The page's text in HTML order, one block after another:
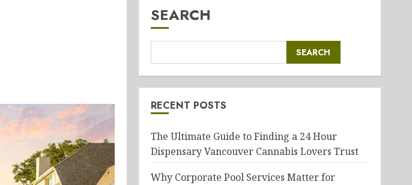
SEARCH
SEARCH
RECENT POSTS
The Ultimate Guide to Finding a 24 Hour
Dispensary Vancouver Cannabis Lovers Trust
Why Corporate Pool Services Matter for